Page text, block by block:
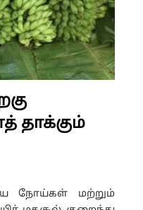
தாக்கும்
நோய்கள் மற்றும்